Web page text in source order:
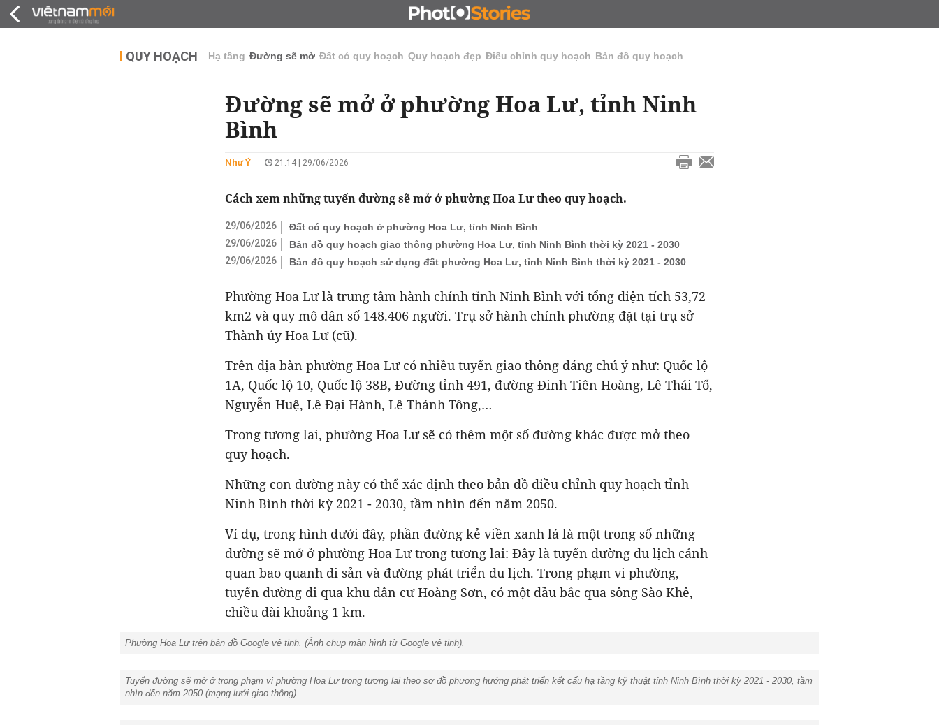
ĐẤU GIÁ - ĐẤU THẦU KINH DOANH
QUY HOẠCH Hạ tầng Đường sẽ mở Đất có quy hoạch Quy hoạch đẹp Điều chỉnh quy hoạch Bản đồ quy hoạch
Đường sẽ mở ở phường Hoa Lư, tỉnh Ninh
Bình
Như Ý 21:14 | 29/06/2026
Cách xem những tuyến đường sẽ mở ở phường Hoa Lư theo quy hoạch.
29/06/2026
Đất có quy hoạch ở phường Hoa Lư, tỉnh Ninh Bình
29/06/2026
Bản đồ quy hoạch giao thông phường Hoa Lư, tỉnh Ninh Bình thời kỳ 2021 - 2030
29/06/2026
Bản đồ quy hoạch sử dụng đất phường Hoa Lư, tỉnh Ninh Bình thời kỳ 2021 - 2030
Phường Hoa Lư là trung tâm hành chính tỉnh Ninh Bình với tổng diện tích 53,72
km2 và quy mô dân số 148.406 người. Trụ sở hành chính phường đặt tại trụ sở
Thành ủy Hoa Lư (cũ).
Trên địa bàn phường Hoa Lư có nhiều tuyến giao thông đáng chú ý như: Quốc lộ
1A, Quốc lộ 10, Quốc lộ 38B, Đường tỉnh 491, đường Đinh Tiên Hoàng, Lê Thái Tổ,
Nguyễn Huệ, Lê Đại Hành, Lê Thánh Tông,…
Trong tương lai, phường Hoa Lư sẽ có thêm một số đường khác được mở theo
quy hoạch.
Những con đường này có thể xác định theo bản đồ điều chỉnh quy hoạch tỉnh
Ninh Bình thời kỳ 2021 - 2030, tầm nhìn đến năm 2050.
Ví dụ, trong hình dưới đây, phần đường kẻ viền xanh lá là một trong số những
đường sẽ mở ở phường Hoa Lư trong tương lai: Đây là tuyến đường du lịch cảnh
quan bao quanh di sản và đường phát triển du lịch. Trong phạm vi phường,
tuyến đường đi qua khu dân cư Hoàng Sơn, có một đầu bắc qua sông Sào Khê,
chiều dài khoảng 1 km.
Phường Hoa Lư trên bản đồ Google vệ tinh. (Ảnh chụp màn hình từ Google vệ tinh).
Tuyến đường sẽ mở ở trong phạm vi phường Hoa Lư trong tương lai theo sơ đồ phương hướng phát triển kết cấu hạ tầng kỹ thuật tỉnh Ninh Bình thời kỳ 2021 - 2030, tầm
nhìn đến năm 2050 (mạng lưới giao thông).